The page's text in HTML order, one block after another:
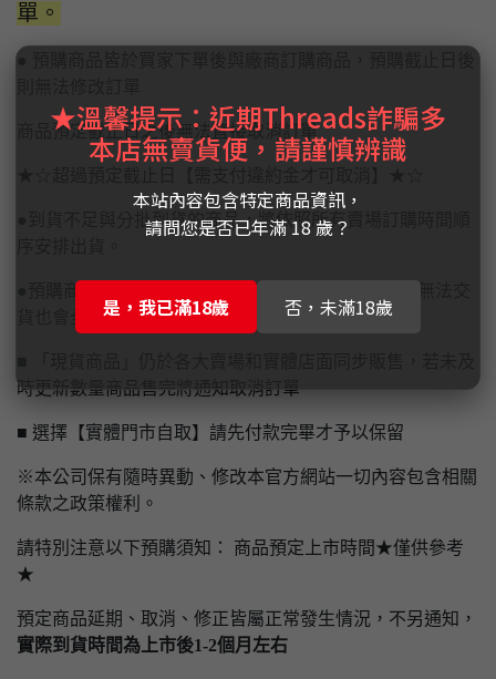
單。
商品預定截止日之後無法直接取消訂單
●到貨不足與分批到貨的商品，將依照所有賣場訂購時間順
●預購商品，發售日後才由原廠商通知台灣到貨量，無法交
貨也會全額退款,還請見諒。
時更新數量商品售完將通知取消訂單
■ 選擇【實體門市自取】請先付款完畢才予以保留
※本公司保有隨時異動、修改本官方網站一切內容包含相關
條款之政策權利。
請特別注意以下預購須知： 商品預定上市時間★僅供參考
★
預定商品延期、取消、修正皆屬正常發生情況，不另通知，
實際到貨時間為上市後1-2個月左右
★溫馨提示：近期Threads詐騙多
本店無賣貨便，請謹慎辨識
本站內容包含特定商品資訊，
請問您是否已年滿 18 歲？
是，我已滿18歲 否，未滿18歲